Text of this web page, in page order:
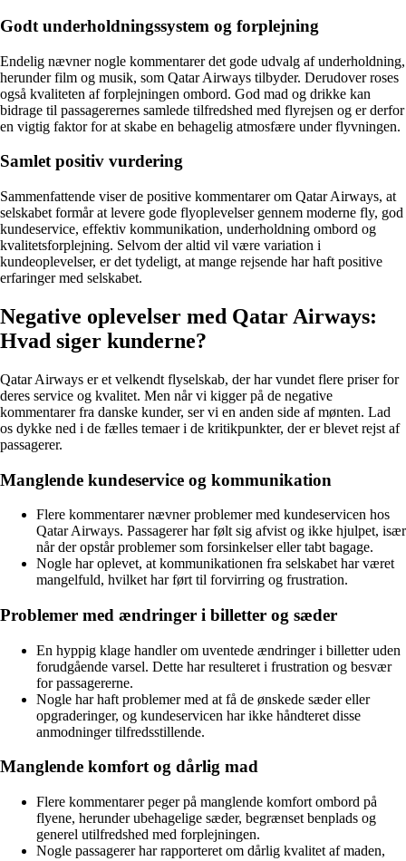
Godt underholdningssystem og forplejning
Endelig nævner nogle kommentarer det gode udvalg af underholdning,
herunder film og musik, som Qatar Airways tilbyder. Derudover roses
også kvaliteten af forplejningen ombord. God mad og drikke kan
bidrage til passagerernes samlede tilfredshed med flyrejsen og er derfor
en vigtig faktor for at skabe en behagelig atmosfære under flyvningen.
Samlet positiv vurdering
Sammenfattende viser de positive kommentarer om Qatar Airways, at
selskabet formår at levere gode flyoplevelser gennem moderne fly, god
kundeservice, effektiv kommunikation, underholdning ombord og
kvalitetsforplejning. Selvom der altid vil være variation i
kundeoplevelser, er det tydeligt, at mange rejsende har haft positive
erfaringer med selskabet.
Negative oplevelser med Qatar Airways:
Hvad siger kunderne?
Qatar Airways er et velkendt flyselskab, der har vundet flere priser for
deres service og kvalitet. Men når vi kigger på de negative
kommentarer fra danske kunder, ser vi en anden side af mønten. Lad
os dykke ned i de fælles temaer i de kritikpunkter, der er blevet rejst af
passagerer.
Manglende kundeservice og kommunikation
Flere kommentarer nævner problemer med kundeservicen hos
Qatar Airways. Passagerer har følt sig afvist og ikke hjulpet, især
når der opstår problemer som forsinkelser eller tabt bagage.
Nogle har oplevet, at kommunikationen fra selskabet har været
mangelfuld, hvilket har ført til forvirring og frustration.
Problemer med ændringer i billetter og sæder
En hyppig klage handler om uventede ændringer i billetter uden
forudgående varsel. Dette har resulteret i frustration og besvær
for passagererne.
Nogle har haft problemer med at få de ønskede sæder eller
opgraderinger, og kundeservicen har ikke håndteret disse
anmodninger tilfredsstillende.
Manglende komfort og dårlig mad
Flere kommentarer peger på manglende komfort ombord på
flyene, herunder ubehagelige sæder, begrænset benplads og
generel utilfredshed med forplejningen.
Nogle passagerer har rapporteret om dårlig kvalitet af maden,